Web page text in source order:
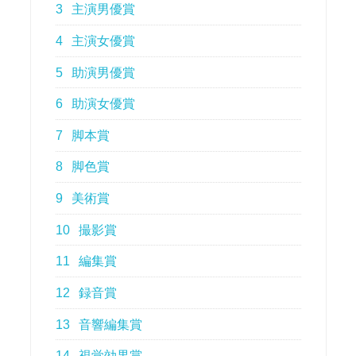
3 主演男優賞
4 主演女優賞
5 助演男優賞
6 助演女優賞
7 脚本賞
8 脚色賞
9 美術賞
10 撮影賞
11 編集賞
12 録音賞
13 音響編集賞